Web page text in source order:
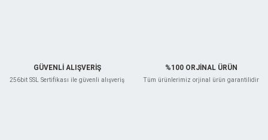
GÜVENLİ ALIŞVERİŞ
256bit SSL Sertifikası ile güvenli alışveriş
%100 ORJİNAL ÜRÜN
Tüm ürünlerimiz orjinal ürün garantilidir